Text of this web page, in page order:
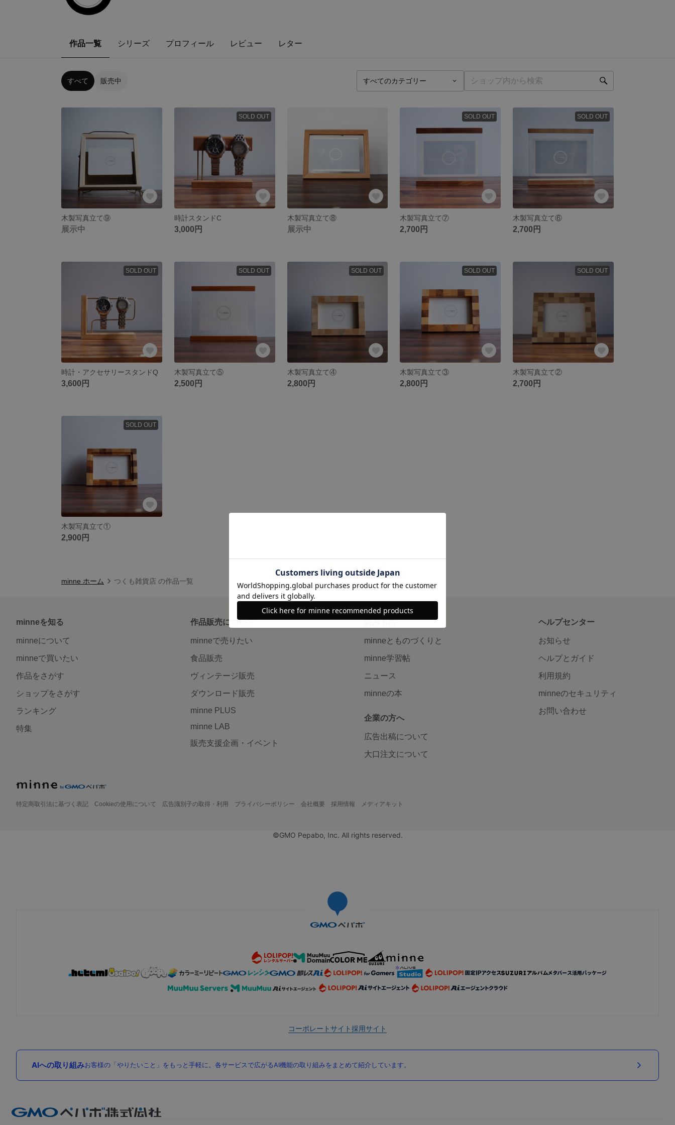
作品一覧 シリーズ プロフィール レビュー レター
すべて 販売中
木製写真立て⑨
展示中
SOLD OUT
時計スタンドC
3,000円
木製写真立て⑧
展示中
SOLD OUT
木製写真立て⑦
2,700円
SOLD OUT
木製写真立て⑥
2,700円
SOLD OUT
時計・アクセサリースタンドQ
3,600円
SOLD OUT
木製写真立て⑤
2,500円
SOLD OUT
木製写真立て④
2,800円
SOLD OUT
木製写真立て③
2,800円
SOLD OUT
木製写真立て②
2,700円
SOLD OUT
木製写真立て①
2,900円
minne ホーム つくも雑貨店 の作品一覧
minneを知る
minneについて
minneで買いたい
作品をさがす
ショップをさがす
ランキング
特集
作品販売について
minneで売りたい
食品販売
ヴィンテージ販売
ダウンロード販売
minne PLUS
minne LAB
販売支援企画・イベント
読みもの
minneとものづくりと
minne学習帖
ニュース
minneの本
企業の方へ
広告出稿について
大口注文について
ヘルプセンター
お知らせ
ヘルプとガイド
利用規約
minneのセキュリティ
お問い合わせ
特定商取引法に基づく表記 Cookieの使用について 広告識別子の取得・利用 プライバシーポリシー 会社概要 採用情報 メディアキット
©GMO Pepabo, Inc. All rights reserved.
コーポレートサイト採用サイト
AIへの取り組みお客様の「やりたいこと」をもっと手軽に。各サービスで広がるAI機能の取り組みをまとめて紹介しています。